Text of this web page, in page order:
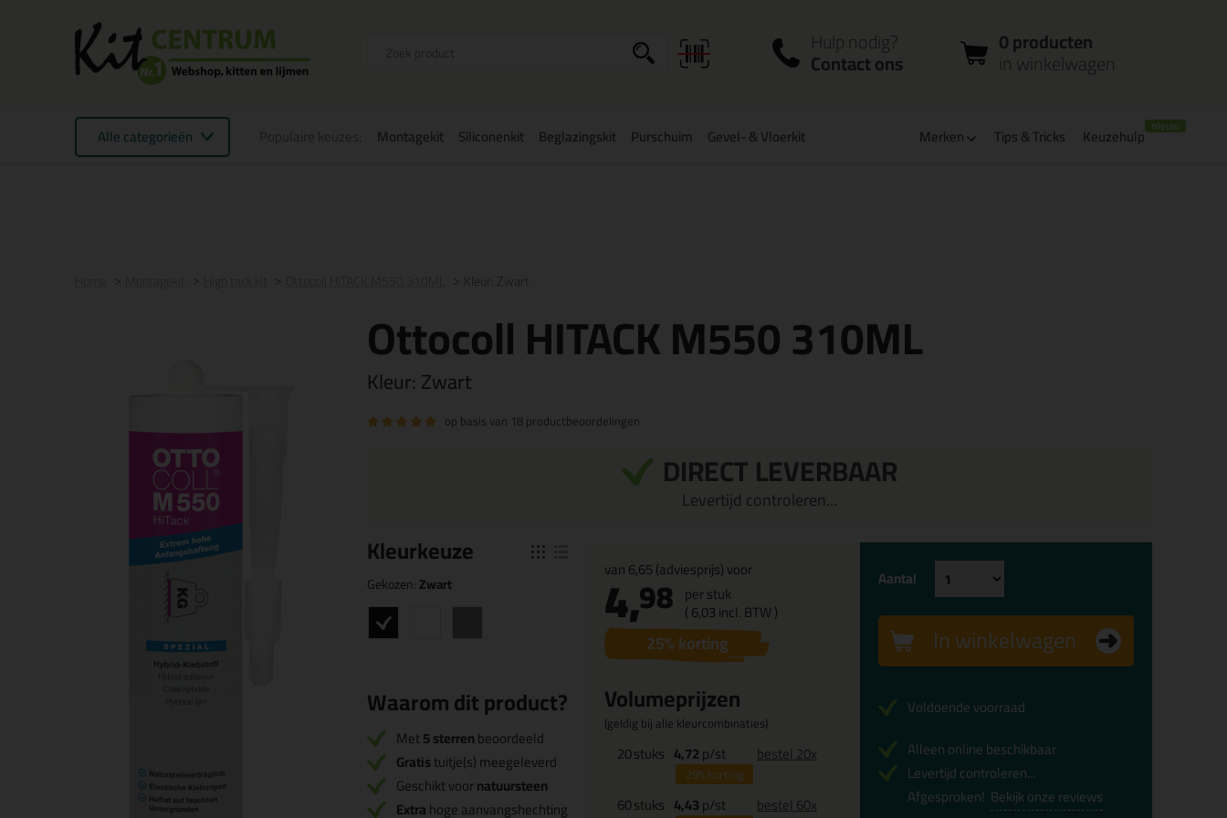
in winkelwagen
account
Hulp nodig?
Contact ons
0 producten
in winkelwagen
Alle categorieën Montagekit Siliconenkit Beglazingskit Purschuim Gevel- & Vloerkit Merken Tips & Tricks Keuzehulp
Kleur: Zwart
Ottocoll HITACK M550 310ML
Kleur:Zwart
op basis van 18 productbeoordelingen
DIRECT LEVERBAAR
Levertijd controleren...
Kleurkeuze
Gekozen:Zwart
Waarom dit product?
Met5 sterrenbeoordeeld
Gratistuitje(s) meegeleverd
Geschikt voornatuursteen
Extrahoge aanvangshechting
van6,65(adviesprijs) voor
4,98 per stuk
(6,03incl. BTW )
25% korting
Volumeprijzen
(geldig bij alle kleurcombinaties)
20stuks 4,72p/st
29%korting
bestel 20x
60stuks 4,43p/st
bestel 60x
Aantal
In winkelwagen
Voldoende voorraad
Alleen online beschikbaar
Levertijd controleren...
Afgesproken! Bekijk onze reviews